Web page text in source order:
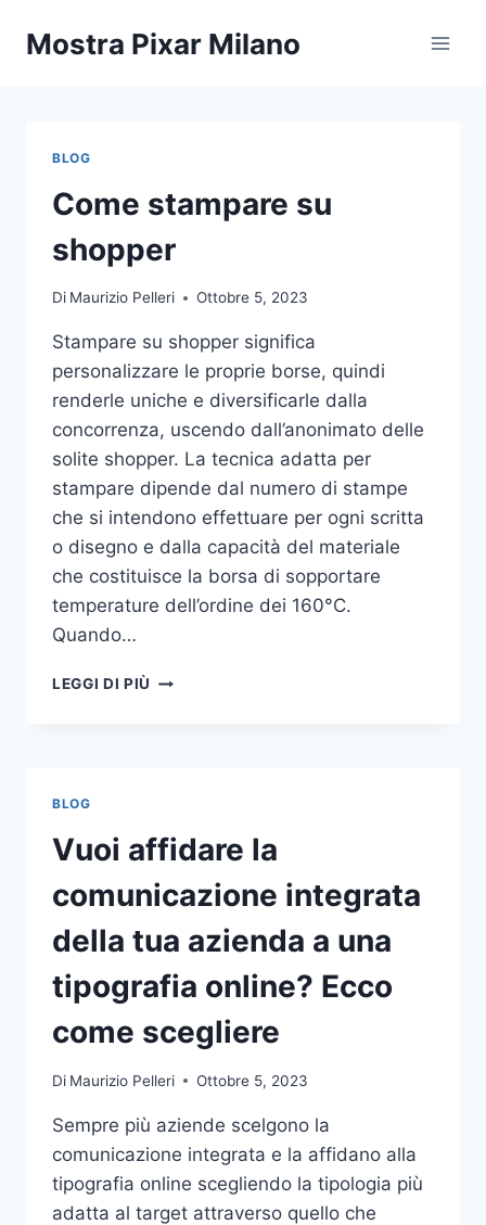
Mostra Pixar Milano
BLOG
Come stampare su
shopper
Di Maurizio Pelleri Ottobre 5, 2023
Stampare su shopper significa
personalizzare le proprie borse, quindi
renderle uniche e diversificarle dalla
concorrenza, uscendo dall’anonimato delle
solite shopper. La tecnica adatta per
stampare dipende dal numero di stampe
che si intendono effettuare per ogni scritta
o disegno e dalla capacità del materiale
che costituisce la borsa di sopportare
temperature dell’ordine dei 160°C.
Quando…
LEGGI DI PIÙ COME
BLOG
Vuoi affidare la
comunicazione integrata
della tua azienda a una
tipografia online? Ecco
come scegliere
Di Maurizio Pelleri Ottobre 5, 2023
Sempre più aziende scelgono la
comunicazione integrata e la affidano alla
tipografia online scegliendo la tipologia più
adatta al target attraverso quello che